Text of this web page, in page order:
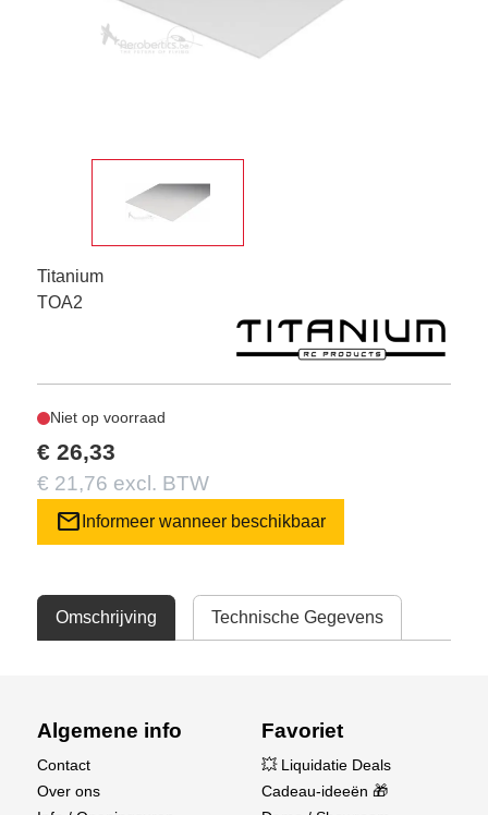
Titanium
TOA2
Niet op voorraad
€ 26,33
€ 21,76 excl. BTW
mail Informeer wanneer beschikbaar
Omschrijving Technische Gegevens
Algemene info
Contact
Over ons
Favoriet
💥 Liquidatie Deals
Cadeau-ideeën 🎁